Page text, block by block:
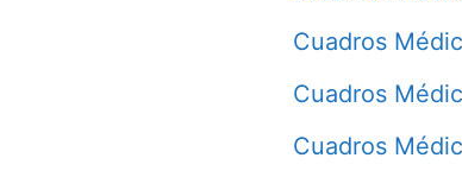
Cuadros
Cuadros
Cuadros